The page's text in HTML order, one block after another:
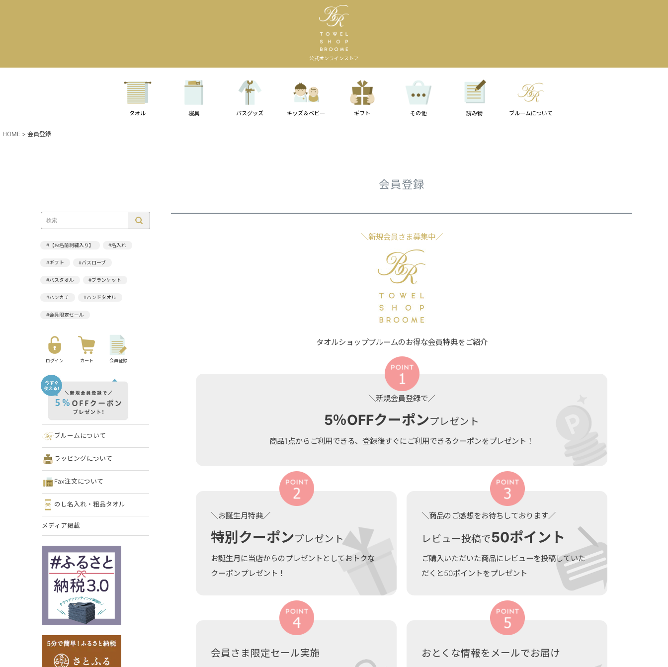
公式オンラインストア
タオル 寝具 バスグッズ キッズ＆ベビー ギフト その他 読み物 ブルームについて
HOME 会員登録
#【お名前刺繍入り】 #名入れ
#ギフト #バスローブ
#バスタオル #ブランケット
#ハンカチ #ハンドタオル
#会員限定セール
ログイン カート 会員登録
ブルームについて
ラッピングについて
Fax注文について
のし名入れ・粗品タオル
メディア掲載
会員登録
＼新規会員さま募集中／
タオルショップブルームのお得な会員特典をご紹介
＼新規会員登録で／
5％OFFクーポンプレゼント
商品1点からご利用できる、登録後すぐにご利用できるクーポンをプレゼント！
＼お誕生月特典／
特別クーポンプレゼント
お誕生月に当店からのプレゼントとしておトクな
クーポンプレゼント！
＼商品のご感想をお待ちしております／
レビュー投稿で50ポイント
ご購入いただいた商品にレビューを投稿していた
だくと50ポイントをプレゼント
会員さま限定セール実施 おとくな情報をメールでお届け